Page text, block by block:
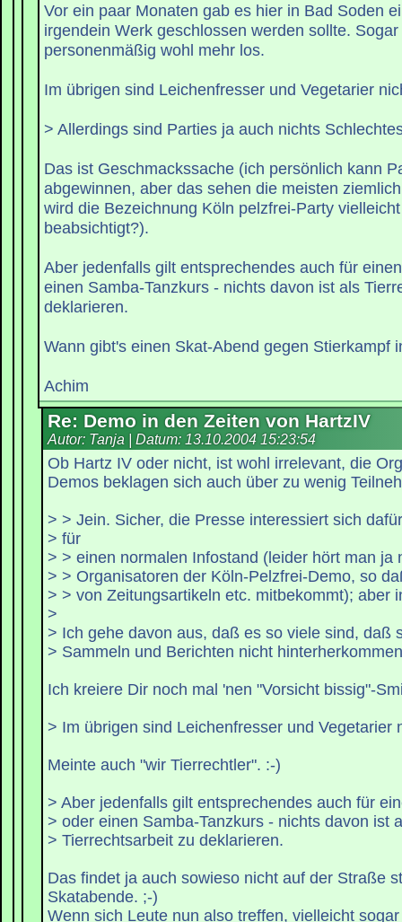
Vor ein paar Monaten gab es hier in Bad Soden
irgendein Werk geschlossen werden sollte.
personenmäßig wohl mehr los.
Im übrigen sind Leichenfresser und Vegetarier
> Allerdings sind Parties ja auch nichts
Das ist Geschmackssache (ich persönlich kann
abgewinnen, aber das sehen die meisten
wird die Bezeichnung Köln pelzfrei-Party
beabsichtigt?).
Aber jedenfalls gilt entsprechendes auch für
einen Samba-Tanzkurs - nichts davon ist als
deklarieren.
Wann gibt's einen Skat-Abend gegen Stierkampf
Achim
Re: Demo in den Zeiten von HartzIV
Autor: Tanja | Datum: 13.10.2004 15:23:54
Ob Hartz IV oder nicht, ist wohl irrelevant, die
Demos beklagen sich auch über zu wenig
> > Jein. Sicher, die Presse interessiert sich
> für
> > einen normalen Infostand (leider hört man ja
> > Organisatoren der Köln-Pelzfrei-Demo, so
> > von Zeitungsartikeln etc. mitbekommt); aber
>
> Ich gehe davon aus, daß es so viele sind, daß
> Sammeln und Berichten nicht
Ich kreiere Dir noch mal 'nen "Vorsicht bissig"-
> Im übrigen sind Leichenfresser und Vegetarier
Meinte auch "wir Tierrechtler". :-)
> Aber jedenfalls gilt entsprechendes auch für
> oder einen Samba-Tanzkurs - nichts davon ist
> Tierrechtsarbeit zu deklarieren.
Das findet ja auch sowieso nicht auf der Straße
Skatabende. ;-)
Wenn sich Leute nun also treffen, vielleicht